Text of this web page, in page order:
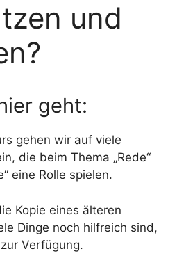
und
geht:
gehen wir auf viele
die beim Thema „Rede“
eine Rolle spielen.
Kopie eines älteren
Dinge noch hilfreich sind,
Verfügung.